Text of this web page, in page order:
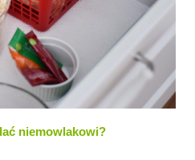
niemowlakowi?